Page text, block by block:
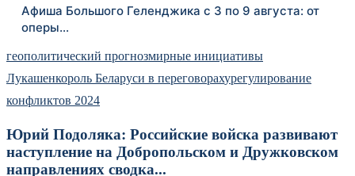
Афиша Большого Геленджика с 3 по 9 августа: от
оперы…
геополитический прогнозмирные инициативы
Лукашенкороль Беларуси в переговорахурегулирование
конфликтов 2024
Юрий Подоляка: Российские войска развивают
наступление на Добропольском и Дружковском
направлениях сводка...